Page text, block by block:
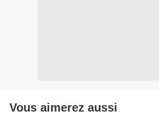
Vous aimerez aussi